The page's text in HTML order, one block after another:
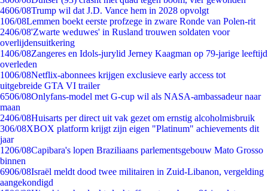
4606/08Trump wil dat J.D. Vance hem in 2028 opvolgt
106/08Lemmen boekt eerste profzege in zware Ronde van Polen-rit
2406/08'Zwarte weduwes' in Rusland trouwen soldaten voor
overlijdensuitkering
1406/08Zangeres en Idols-jurylid Jerney Kaagman op 79-jarige leeftijd
overleden
1006/08Netflix-abonnees krijgen exclusieve early access tot
uitgebreide GTA VI trailer
6506/08Onlyfans-model met G-cup wil als NASA-ambassadeur naar
maan
2406/08Huisarts per direct uit vak gezet om ernstig alcoholmisbruik
306/08XBOX platform krijgt zijn eigen "Platinum" achievements dit
jaar
1206/08Capibara's lopen Braziliaans parlementsgebouw Mato Grosso
binnen
6906/08Israël meldt dood twee militairen in Zuid-Libanon, vergelding
aangekondigd